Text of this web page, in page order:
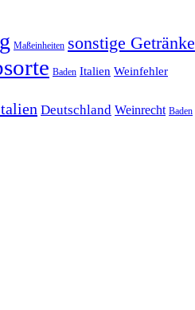
Maßeinheiten sonstige Getränke
Baden Italien Weinfehler
Deutschland Weinrecht Baden